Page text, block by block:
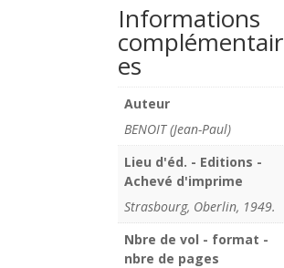
Informations
complémentair
es
Auteur
BENOIT (Jean-Paul)
Lieu d'éd. - Editions -
Achevé d'imprime
Strasbourg, Oberlin, 1949.
Nbre de vol - format -
nbre de pages